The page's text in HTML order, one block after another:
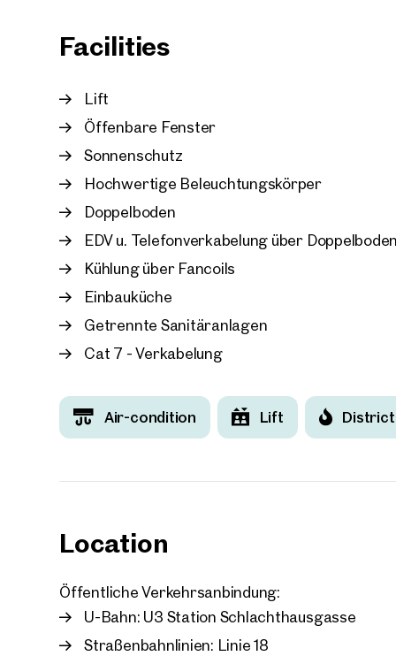
Facilities
Lift
Öffenbare Fenster
Sonnenschutz
Hochwertige Beleuchtungskörper
Doppelboden
EDV u. Telefonverkabelung über Doppelboden
Kühlung über Fancoils
Einbauküche
Getrennte Sanitäranlagen
Cat 7 - Verkabelung
Air-condition Lift
Location
Öffentliche Verkehrsanbindung:
U-Bahn: U3 Station Schlachthausgasse
Straßenbahnlinien: Linie 18